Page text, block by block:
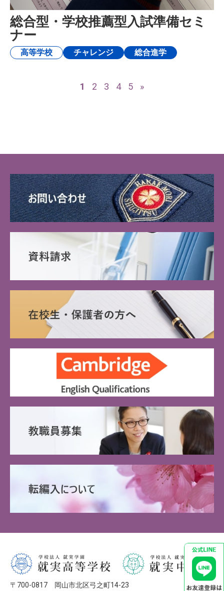
総合型・学校推薦型入試準備セミ
ナー
高等学校 チャレンジ 総合進学
1 2 3 4 5 »
〒700-0817 岡山市北区弓之町14-23